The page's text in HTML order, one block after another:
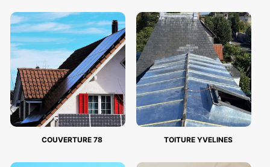
COUVERTURE 78 TOITURE YVELINES